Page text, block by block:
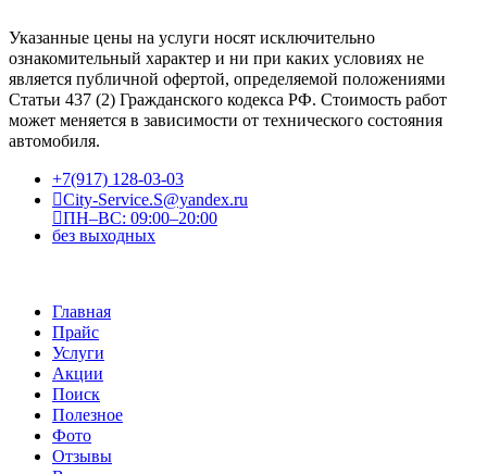
Указанные цены на услуги носят исключительно
ознакомительный характер и ни при каких условиях не
является публичной офертой, определяемой положениями
Статьи 437 (2) Гражданского кодекса РФ. Стоимость работ
может меняется в зависимости от технического состояния
автомобиля.
+7(917) 128-03-03
City-Service.S@yandex.ru
ПН–ВС: 09:00–20:00
без выходных
Главная
Прайс
Услуги
Акции
Поиск
Полезное
Фото
Отзывы